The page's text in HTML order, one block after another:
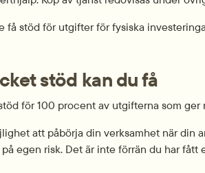
få stöd för utgifter för fysiska
stöd kan du få
för 100 procent av utgifterna som ger
att påbörja din verksamhet när din
egen risk. Det är inte förrän du har